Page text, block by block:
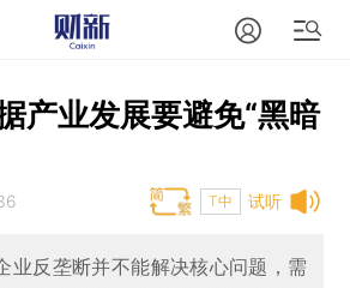
产业发展要避免“黑暗
试听
T中
业反垄断并不能解决核心问题，需